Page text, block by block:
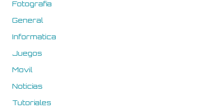
Fotografia
General
Informatica
Juegos
Movil
Noticias
Tutoriales